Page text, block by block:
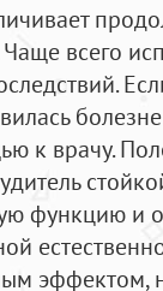
всего
к врачу.
функцию и
эффектом,